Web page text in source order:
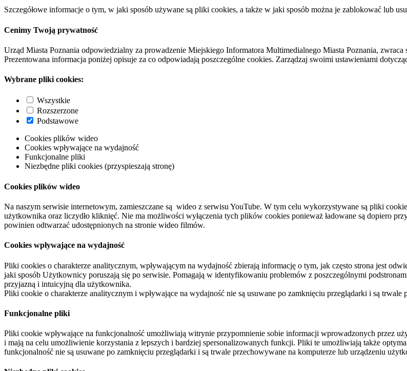
Szczegółowe informacje o tym, w jaki sposób używane są pliki cookies, a także w jaki sposób można je zablokować lub
Cenimy Twoją prywatność
Urząd Miasta Poznania odpowiedzialny za prowadzenie Miejskiego Informatora Multimedialnego Miasta Poznania,
Prezentowana informacja poniżej opisuje za co odpowiadają poszczególne cookies. Zarządzaj swoimi ustawieniami
Wybrane pliki cookies:
Wszystkie
Rozszerzone
Podstawowe
Cookies plików wideo
Cookies wpływające na wydajność
Funkcjonalne pliki
Niezbędne pliki cookies (przyspieszają stronę)
Cookies plików wideo
Na naszym serwisie internetowym, zamieszczane są wideo z serwisu YouTube. W tym celu wykorzystywane są pliki
użytkownika oraz liczydło kliknięć. Nie ma możliwości wyłączenia tych plików cookies ponieważ ładowane są dopiero
powinien odtwarzać udostępnionych na stronie wideo filmów.
Cookies wpływające na wydajność
Pliki cookies o charakterze analitycznym, wpływającym na wydajność zbierają informację o tym, jak często strona jest
jaki sposób Użytkownicy poruszają się po serwisie. Pomagają w identyfikowaniu problemów z poszczególnymi
przyjazną i intuicyjną dla użytkownika.
Pliki cookie o charakterze analitycznym i wpływające na wydajność nie są usuwane po zamknięciu przeglądarki i są
Funkcjonalne pliki
Pliki cookie wpływające na funkcjonalność umożliwiają witrynie przypomnienie sobie informacji wprowadzonych przez
i mają na celu umożliwienie korzystania z lepszych i bardziej spersonalizowanych funkcji. Pliki te umożliwiają także
funkcjonalność nie są usuwane po zamknięciu przeglądarki i są trwale przechowywane na komputerze lub urządzeniu